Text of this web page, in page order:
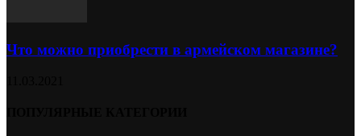
Что можно приобрести в армейском магазине?